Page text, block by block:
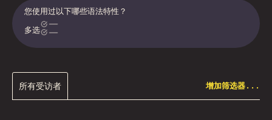
您使用过以下哪些语法特性？
多选
所有受访者 增加筛选器...